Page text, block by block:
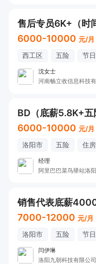
售后专员6K+（时
6000-10000 元/月
西工区 五险 节
沈女士
河南畅立收信息科技
BD（底薪5.8K+五
6000-10000 元/月
洛阳市 五险 住
经理
阿里巴巴菜鸟驿站洛
销售代表底薪
7000-12000 元/月
洛阳市 五险 节
闫伊琳
洛阳九朝科技有限公司